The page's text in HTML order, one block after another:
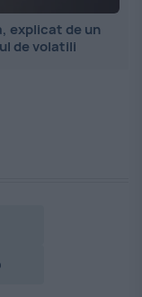
explicat de un
de volatili